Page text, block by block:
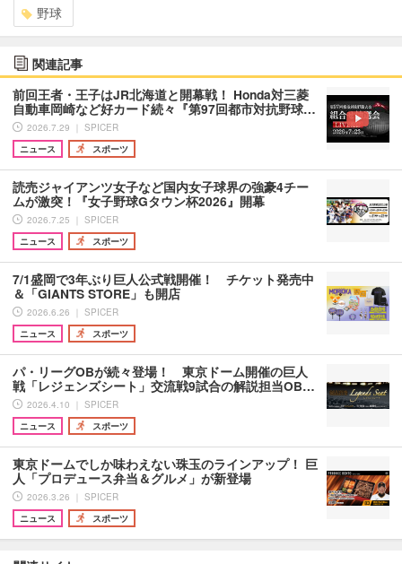
野球
関連記事
前回王者・王子はJR北海道と開幕戦！ Honda対三菱
自動車岡崎など好カード続々『第97回都市対抗野球…
2026.7.29 ｜ SPICER
ニュース
スポーツ
読売ジャイアンツ女子など国内女子球界の強豪4チー
ムが激突！『女子野球Gタウン杯2026』開幕
2026.7.25 ｜ SPICER
ニュース
スポーツ
7/1盛岡で3年ぶり巨人公式戦開催！ チケット発売中
＆「GIANTS STORE」も開店
2026.6.26 ｜ SPICER
ニュース
スポーツ
パ・リーグOBが続々登場！ 東京ドーム開催の巨人
戦「レジェンズシート」交流戦9試合の解説担当OB…
2026.4.10 ｜ SPICER
ニュース
スポーツ
東京ドームでしか味わえない珠玉のラインアップ！ 巨
人「プロデュース弁当＆グルメ」が新登場
2026.3.26 ｜ SPICER
ニュース
スポーツ